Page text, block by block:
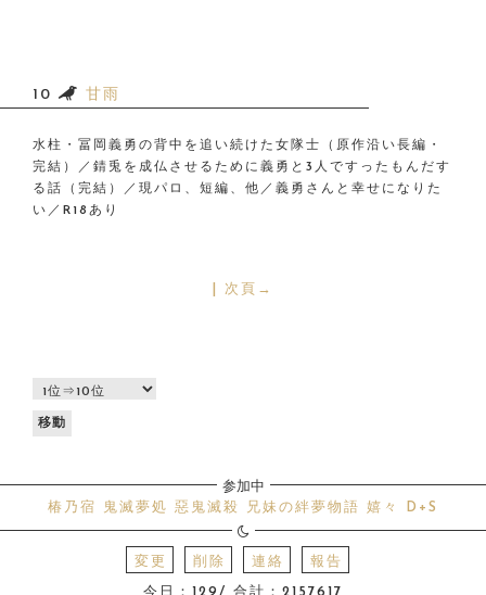
10 甘雨
水柱・冨岡義勇の背中を追い続けた女隊士（原作沿い長編・
完結）／錆兎を成仏させるために義勇と3人ですったもんだす
る話（完結）／現パロ、短編、他／義勇さんと幸せになりた
い／R18あり
| 次頁→
参加中
椿乃宿
鬼滅夢処 惡鬼滅殺 兄妹の絆夢物語 嬉々 D+S
変更 削除 連絡 報告